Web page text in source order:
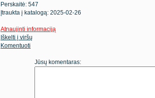
Perskaitė: 547
Įtraukta į katalogą: 2025-02-26
Atnaujinti informaciją
Iškelti į viršų
Komentuoti
Jūsų komentaras: